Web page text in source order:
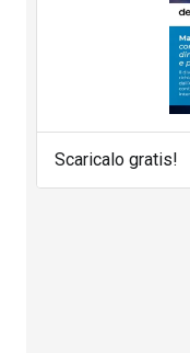
Scaricalo gratis!